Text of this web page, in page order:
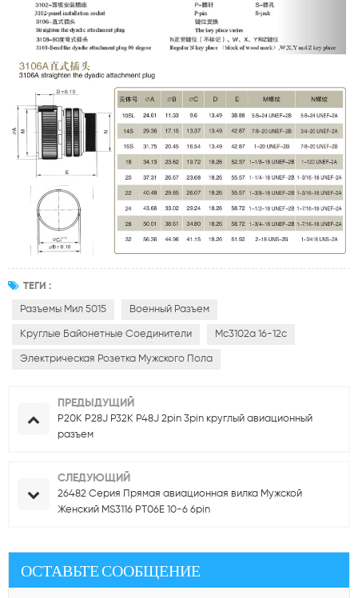
ТЕГИ :
Разъемы Мил 5015 Военный Разъем
Круглые Байонетные Соединители Мс3102а 16-12с
Электрическая Розетка Мужского Пола
ПРЕДЫДУЩИЙ
P20K P28J P32K P48J 2pin 3pin круглый авиационный
разъем
СЛЕДУЮЩИЙ
26482 Серия Прямая авиационная вилка Мужской
Женский MS3116 PT06E 10-6 6pin
ОСТАВЬТЕ СООБЩЕНИЕ